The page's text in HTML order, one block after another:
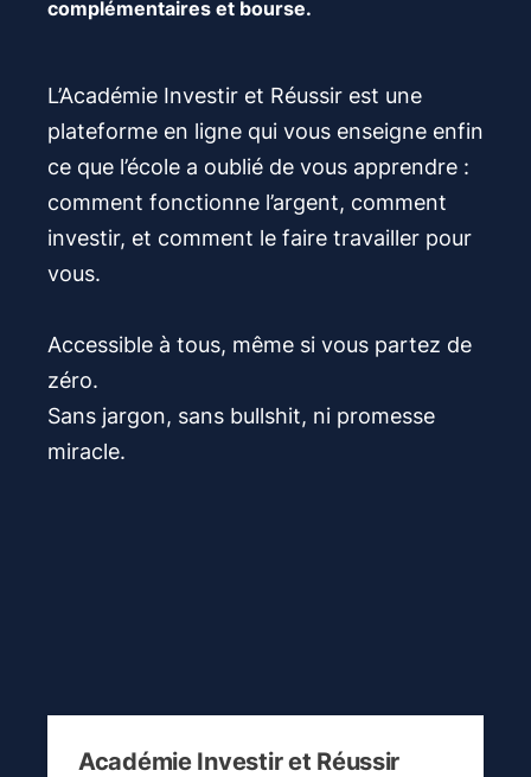
complémentaires et bourse.
L’Académie Investir et Réussir est une
plateforme en ligne qui vous enseigne enfin
ce que l’école a oublié de vous apprendre :
comment fonctionne l’argent, comment
investir, et comment le faire travailler pour
vous.
Accessible à tous, même si vous partez de
zéro.
Sans jargon, sans bullshit, ni promesse
miracle.
Académie Investir et Réussir